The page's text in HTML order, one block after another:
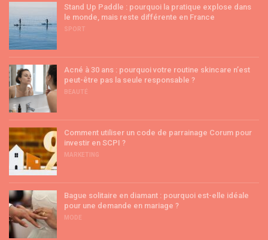
Stand Up Paddle : pourquoi la pratique explose dans
le monde, mais reste différente en France
SPORT
Acné à 30 ans : pourquoi votre routine skincare n’est
peut-être pas la seule responsable ?
BEAUTÉ
Comment utiliser un code de parrainage Corum pour
investir en SCPI ?
MARKETING
Bague solitaire en diamant : pourquoi est-elle idéale
pour une demande en mariage ?
MODE